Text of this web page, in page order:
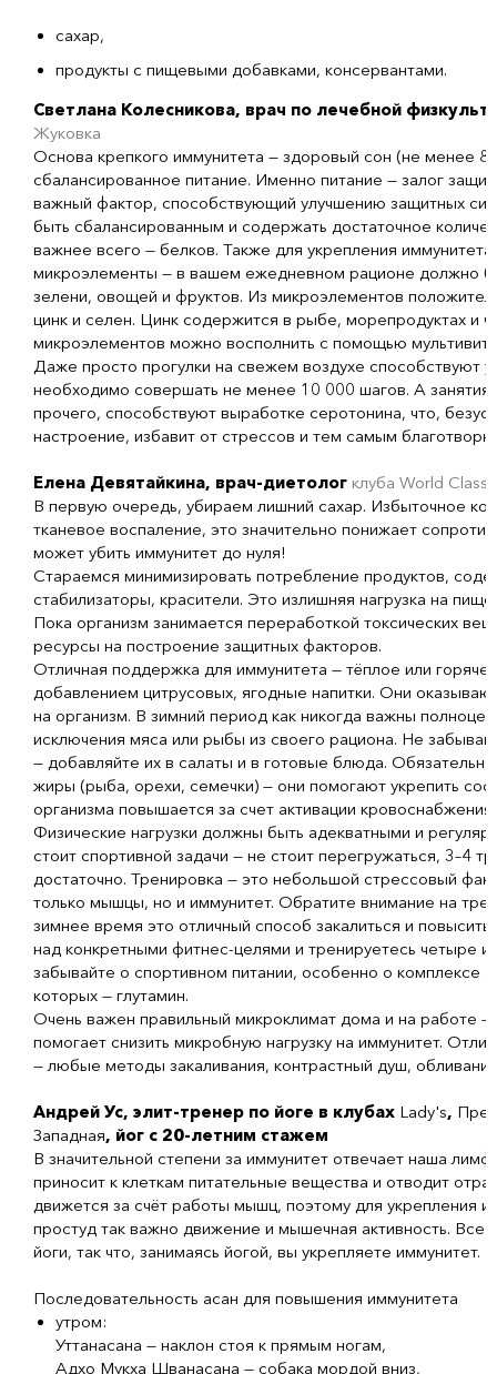
сахар,
продукты с пищевыми добавками, консервантами.
Светлана Колесникова, врач по лечебной
Жуковка
Основа крепкого иммунитета — здоровый сон (не менее 8
сбалансированное питание. Именно питание — залог
важный фактор, способствующий улучшению защитных
быть сбалансированным и содержать достаточное
важнее всего — белков. Также для укрепления
микроэлементы — в вашем ежедневном рационе должно
зелени, овощей и фруктов. Из микроэлементов
цинк и селен. Цинк содержится в рыбе, морепродуктах и
микроэлементов можно восполнить с помощью
Даже просто прогулки на свежем воздухе способствуют
необходимо совершать не менее 10 000 шагов. А
прочего, способствуют выработке серотонина, что,
настроение, избавит от стрессов и тем самым
Елена Девятайкина, врач-диетолог клуба World Class
В первую очередь, убираем лишний сахар. Избыточное
тканевое воспаление, это значительно понижает
может убить иммунитет до нуля!
Стараемся минимизировать потребление продуктов,
стабилизаторы, красители. Это излишняя нагрузка на
Пока организм занимается переработкой токсических
ресурсы на построение защитных факторов.
Отличная поддержка для иммунитета — тёплое или
добавлением цитрусовых, ягодные напитки. Они
на организм. В зимний период как никогда важны
исключения мяса или рыбы из своего рациона. Не
— добавляйте их в салаты и в готовые блюда.
жиры (рыба, орехи, семечки) — они помогают укрепить
организма повышается за счет активации кровоснабжения.
Физические нагрузки должны быть адекватными и
стоит спортивной задачи — не стоит перегружаться, 3–4
достаточно. Тренировка — это небольшой стрессовый
только мышцы, но и иммунитет. Обратите внимание на
зимнее время это отличный способ закалиться и
над конкретными фитнес-целями и тренируетесь четыре
забывайте о спортивном питании, особенно о комплексе
которых — глутамин.
Очень важен правильный микроклимат дома и на работе
помогает снизить микробную нагрузку на иммунитет.
— любые методы закаливания, контрастный душ,
Андрей Ус, элит-тренер по йоге в клубах Lady's,
Западная, йог с 20-летним стажем
В значительной степени за иммунитет отвечает наша
приносит к клеткам питательные вещества и отводит
движется за счёт работы мышц, поэтому для укрепления
простуд так важно движение и мышечная активность. Все
йоги, так что, занимаясь йогой, вы укрепляете иммунитет.
Последовательность асан для повышения иммунитета
утром:
Уттанасана — наклон стоя к прямым ногам,
Адхо Мукха Шванасана — собака мордой вниз,